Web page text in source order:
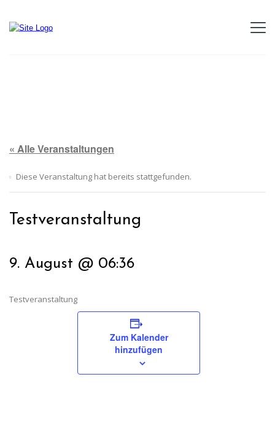
« Alle Veranstaltungen
Diese Veranstaltung hat bereits stattgefunden.
Testveranstaltung
9. August @ 06:36
Testveranstaltung
Zum Kalender
hinzufügen